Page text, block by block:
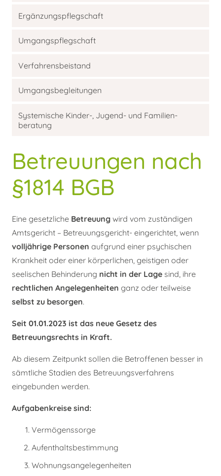
Ergänzungs­pflegschaft
Umgangs­pflegschaft
Verfahrens­beistand
Umgangs­begleitungen
Systemische Kinder-, Jugend- und Familien­
beratung
Betreuungen nach
§1814 BGB
Eine gesetzliche Betreuung wird vom zuständigen
Amtsgericht – Betreuungsgericht- eingerichtet, wenn
volljährige Personen aufgrund einer psychischen
Krankheit oder einer körperlichen, geistigen oder
seelischen Behinderung nicht in der Lage sind, ihre
rechtlichen Angelegenheiten ganz oder teilweise
selbst zu besorgen.
Seit 01.01.2023 ist das neue Gesetz des
Betreuungsrechts in Kraft.
Ab diesem Zeitpunkt sollen die Betroffenen besser in
sämtliche Stadien des Betreuungsverfahrens
eingebunden werden.
Aufgabenkreise sind:
Vermögenssorge
Aufenthaltsbestimmung
Wohnungsangelegenheiten